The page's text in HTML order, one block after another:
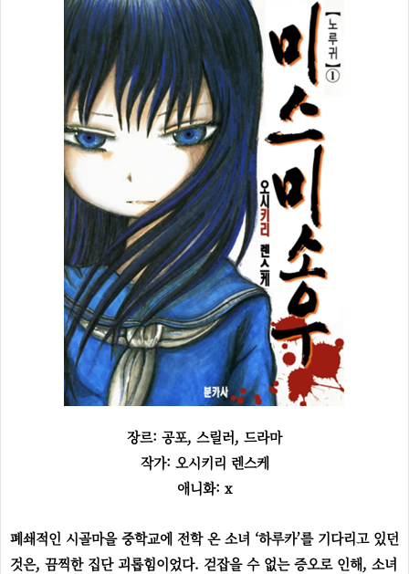
장르: 공포, 스릴러, 드라마
작가: 오시키리 렌스케
애니화: x
폐쇄적인 시골마을 중학교에 전학 온 소녀 ‘하루카’를 기다리고 있던
것은, 끔찍한 집단 괴롭힘이었다. 걷잡을 수 없는 증오로 인해, 소녀